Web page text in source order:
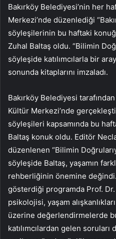
Bakırköy Belediyesi’nin her
Merkezi’nde düzenlediği
söyleşilerinin bu haftaki
Zuhal Baltaş oldu. “Bilimin
söyleşide katılımcılarla bir
sonunda kitaplarını imzaladı.
Bakırköy Belediyesi
Kültür Merkezi’nde
söyleşileri kapsamında bu
Baltaş konuk oldu. Editör
düzenlenen “Bilimin
söyleşide Baltaş, yaşamın
rehberliğinin önemine değindi.
gösterdiği programda Prof.
psikolojisi, yaşam
üzerine değerlendirmelerde
katılımcılardan gelen